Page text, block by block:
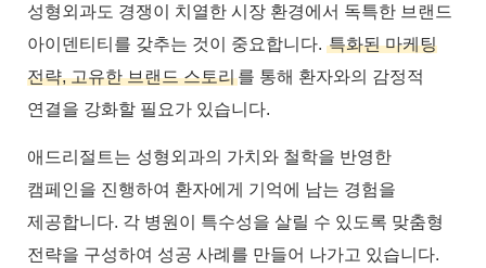
성형외과도 경쟁이 치열한 시장 환경에서 독특한 브랜드
아이덴티티를 갖추는 것이 중요합니다. 특화된 마케팅
전략, 고유한 브랜드 스토리를 통해 환자와의 감정적
연결을 강화할 필요가 있습니다.
애드리절트는 성형외과의 가치와 철학을 반영한
캠페인을 진행하여 환자에게 기억에 남는 경험을
제공합니다. 각 병원이 특수성을 살릴 수 있도록 맞춤형
전략을 구성하여 성공 사례를 만들어 나가고 있습니다.